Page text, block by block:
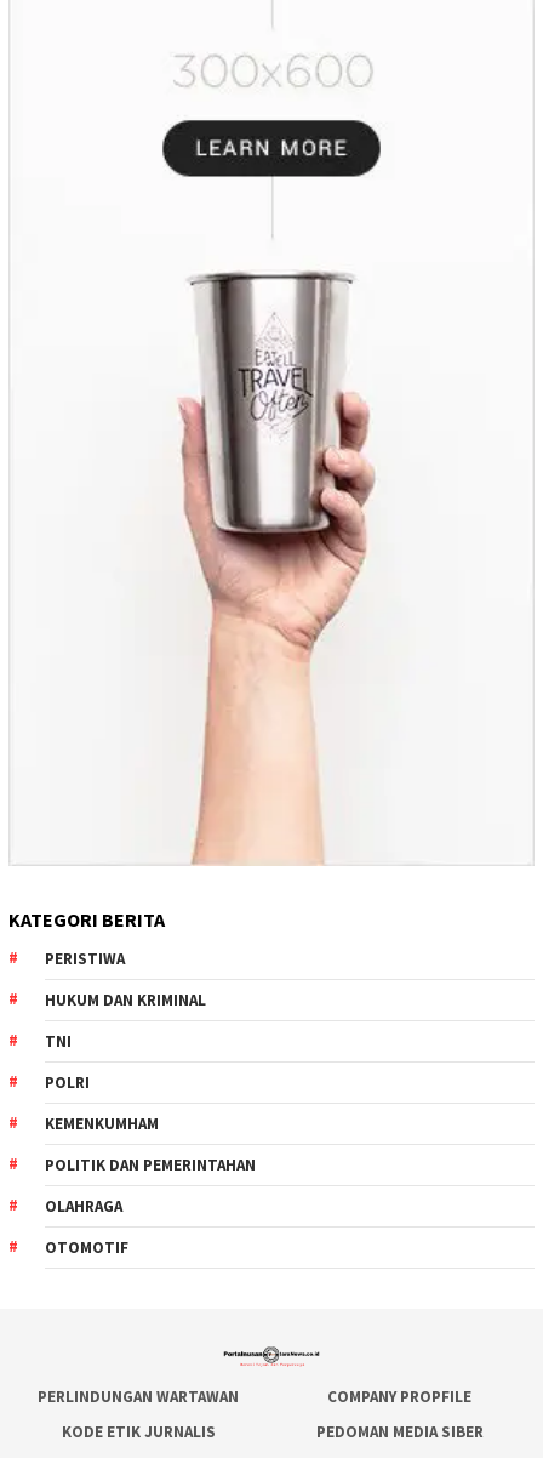
KATEGORI BERITA
PERISTIWA
HUKUM DAN KRIMINAL
TNI
POLRI
KEMENKUMHAM
POLITIK DAN PEMERINTAHAN
OLAHRAGA
OTOMOTIF
PERLINDUNGAN WARTAWAN
COMPANY PROPFILE
KODE ETIK JURNALIS
PEDOMAN MEDIA SIBER